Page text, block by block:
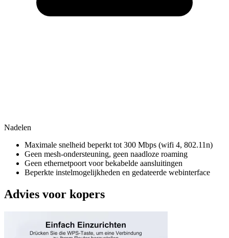
Nadelen
Maximale snelheid beperkt tot 300 Mbps (wifi 4, 802.11n)
Geen mesh-ondersteuning, geen naadloze roaming
Geen ethernetpoort voor bekabelde aansluitingen
Beperkte instelmogelijkheden en gedateerde webinterface
Advies voor kopers